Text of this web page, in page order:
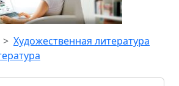
Художественная литература